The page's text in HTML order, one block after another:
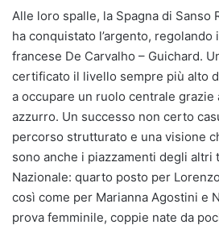
Alle loro spalle, la Spagna di Sanso
ha conquistato l’argento, regolando
francese De Carvalho – Guichard.
certificato il livello sempre più alto
a occupare un ruolo centrale
azzurro. Un successo non certo
percorso strutturato e una visione
sono anche i piazzamenti degli altri
Nazionale: quarto posto per
così come per Marianna Agostini e
prova femminile, coppie nate da